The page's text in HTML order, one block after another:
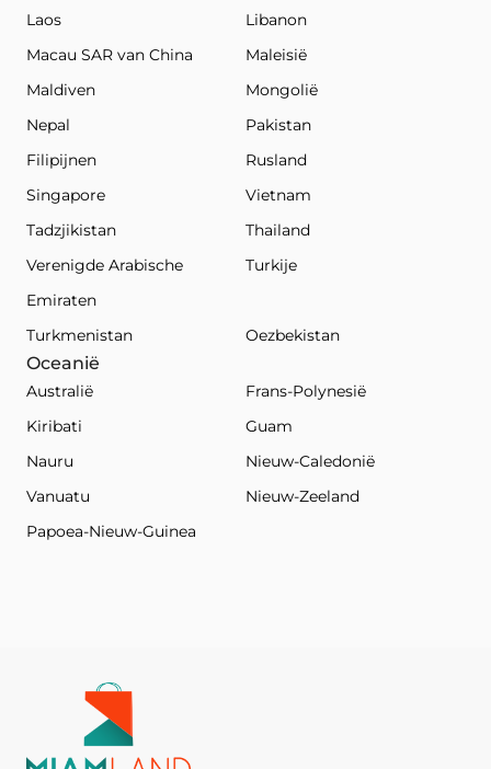
Laos
Libanon
Macau SAR van China
Maleisië
Maldiven
Mongolië
Nepal
Pakistan
Filipijnen
Rusland
Singapore
Vietnam
Tadzjikistan
Thailand
Verenigde Arabische
Emiraten
Turkije
Turkmenistan Oezbekistan
Oceanië
Australië
Frans-Polynesië
Kiribati
Guam
Nauru
Nieuw-Caledonië
Vanuatu
Nieuw-Zeeland
Papoea-Nieuw-Guinea